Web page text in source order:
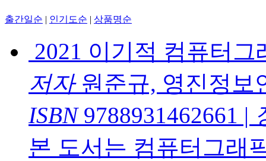
출간일순 | 인기도순 | 상품명순
2021 이기적 컴퓨터
저자원준규, 영진정보
ISBN9788931462661 |
본 도서는 컴퓨터그래